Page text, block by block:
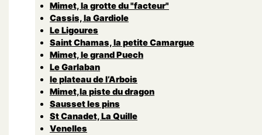
Mimet, la grotte du "facteur"
Cassis, la Gardiole
Le Ligoures
Saint Chamas, la petite Camargue
Mimet, le grand Puech
Le Garlaban
le plateau de l’Arbois
Mimet,la piste du dragon
Sausset les pins
St Canadet, La Quille
Venelles